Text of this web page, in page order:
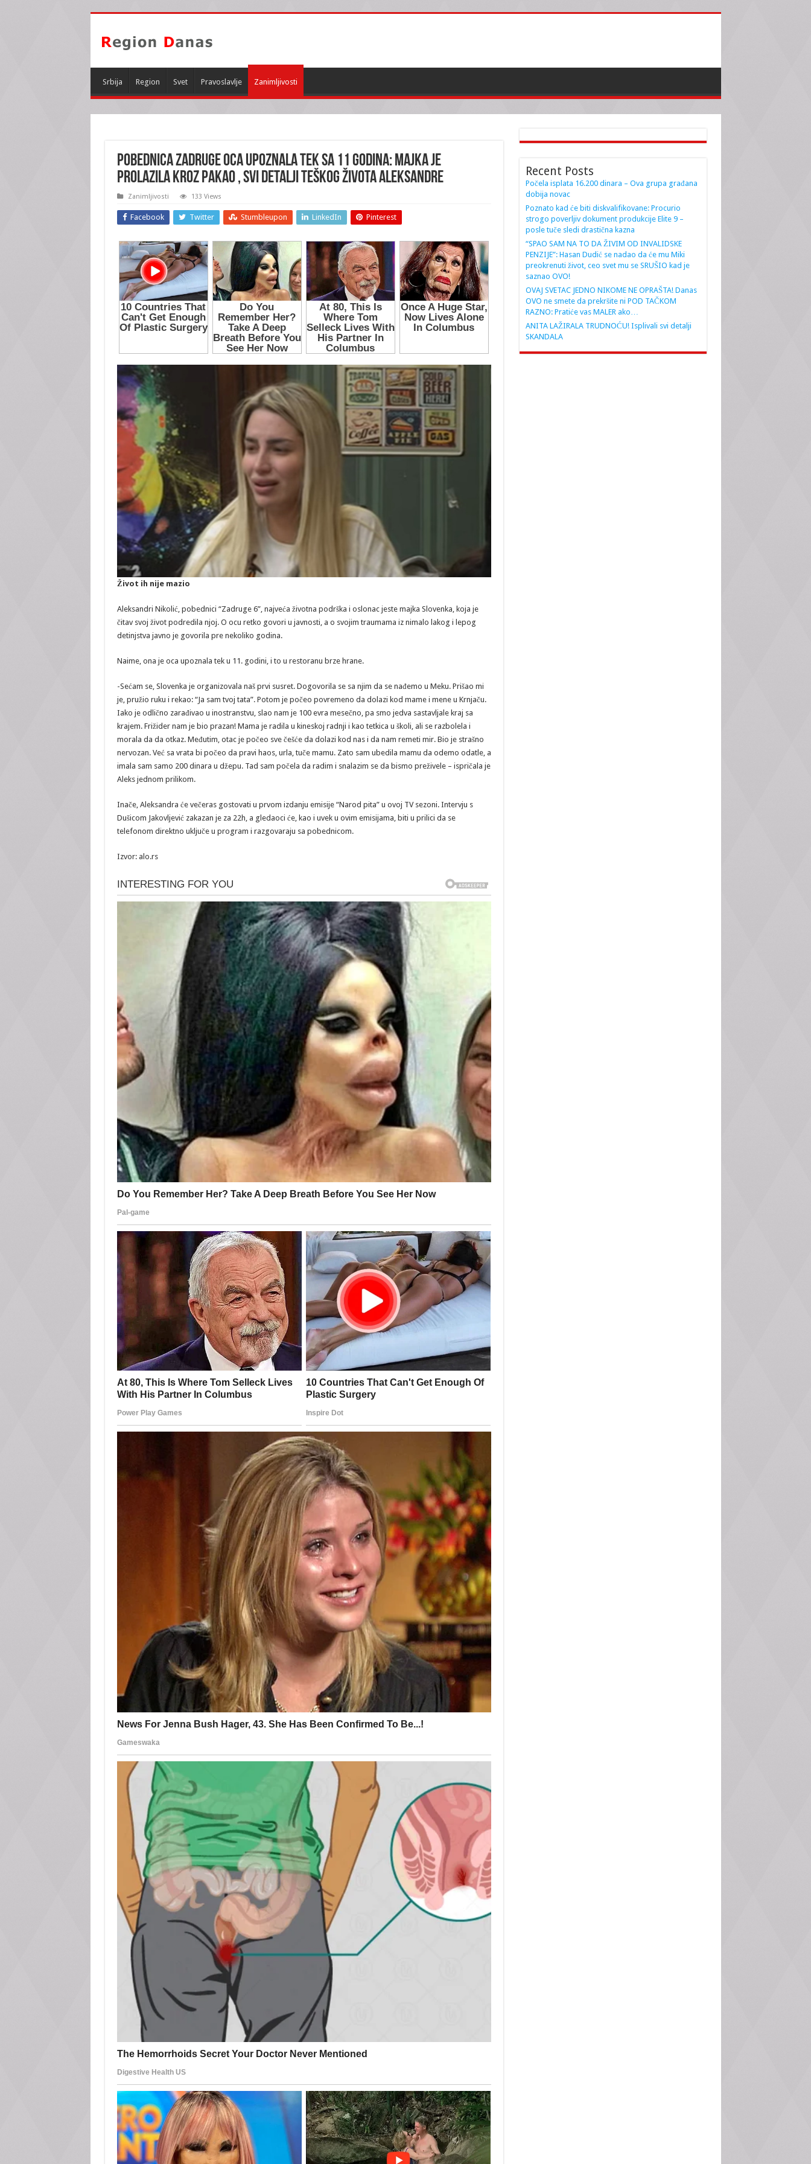
Srbija Region Svet Pravoslavlje Zanimljivosti
POBEDNICA ZADRUGE OCA UPOZNALA TEK SA 11 GODINA: Majka je
prolazila kroz PAKAO , svi DETALJI teškog ŽIVOTA Aleksandre
Zanimljivosti 133 Views
Facebook Twitter Stumbleupon LinkedIn Pinterest
Život ih nije mazio
Aleksandri Nikolić, pobednici “Zadruge 6”, najveća životna podrška i oslonac jeste majka Slovenka, koja je
čitav svoj život podredila njoj. O ocu retko govori u javnosti, a o svojim traumama iz nimalo lakog i lepog
detinjstva javno je govorila pre nekoliko godina.
Naime, ona je oca upoznala tek u 11. godini, i to u restoranu brze hrane.
-Sećam se, Slovenka je organizovala naš prvi susret. Dogovorila se sa njim da se nađemo u Meku. Prišao mi
je, pružio ruku i rekao: “Ja sam tvoj tata”. Potom je počeo povremeno da dolazi kod mame i mene u Krnjaču.
Iako je odlično zarađivao u inostranstvu, slao nam je 100 evra mesečno, pa smo jedva sastavljale kraj sa
krajem. Frižider nam je bio prazan! Mama je radila u kineskoj radnji i kao tetkica u školi, ali se razbolela i
morala da da otkaz. Međutim, otac je počeo sve češće da dolazi kod nas i da nam remeti mir. Bio je strašno
nervozan. Već sa vrata bi počeo da pravi haos, urla, tuče mamu. Zato sam ubedila mamu da odemo odatle, a
imala sam samo 200 dinara u džepu. Tad sam počela da radim i snalazim se da bismo preživele – ispričala je
Aleks jednom prilikom.
Inače, Aleksandra će večeras gostovati u prvom izdanju emisije “Narod pita” u ovoj TV sezoni. Intervju s
Dušicom Jakovljević zakazan je za 22h, a gledaoci će, kao i uvek u ovim emisijama, biti u prilici da se
telefonom direktno uključe u program i razgovaraju sa pobednicom.
Izvor: alo.rs
Recent Posts
Počela isplata 16.200 dinara – Ova grupa građana
dobija novac
Poznato kad će biti diskvalifikovane: Procurio
strogo poverljiv dokument produkcije Elite 9 –
posle tuče sledi drastična kazna
“SPAO SAM NA TO DA ŽIVIM OD INVALIDSKE
PENZIJE”: Hasan Dudić se nadao da će mu Miki
preokrenuti život, ceo svet mu se SRUŠIO kad je
saznao OVO!
OVAJ SVETAC JEDNO NIKOME NE OPRAŠTA! Danas
OVO ne smete da prekršite ni POD TAČKOM
RAZNO: Pratiće vas MALER ako…
ANITA LAŽIRALA TRUDNOĆU! Isplivali svi detalji
SKANDALA